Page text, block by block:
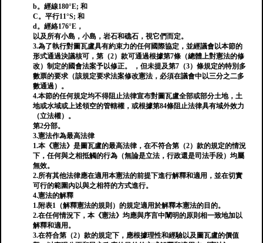
b。經線180°E; 和
C。平行11°S; 和
d。經絡176°E，
以及所有小島，小島，岩石和礁石，視它們而定。
3.為了執行對圖瓦盧具有約束力的任何國際協定，並經議會以本節的
形式通過決議核可，第（2）款可通過根據第7條（總體上對憲法的修
改）制定的國會法案予以修正。 ，但未提及第7（3）條規定的特別多
數票的要求（該規定要求法案修改憲法，必須在議會中以三分之二多
數通過）。
4.本節的任何規定均不得阻止法律宣布對圖瓦盧全部或部分土地，土
地或水域或上述領空的管轄權，或根據第84條阻止法律具有域外效力
（立法權）。
第2分部。
3.憲法作為最高法律
1.本《憲法》是圖瓦盧的最高法律，在不符合第（2）款的規定的情況
下，任何與之相抵觸的行為（無論是立法，行政還是司法手段）均屬
無效。
2.所有其他法律應在適用本憲法的前提下進行解釋和適用，並在切實
可行的範圍內以與之相符的方式進行。
4.憲法的解釋
1.附表1（解釋憲法的規則）的規定適用於解釋本憲法的目的。
2.在任何情況下，本《憲法》均應與序言中闡明的原則相一致地加以
解釋和適用。
3.在符合第（2）款的規定下，應根據理性和經驗以及圖瓦盧的價值